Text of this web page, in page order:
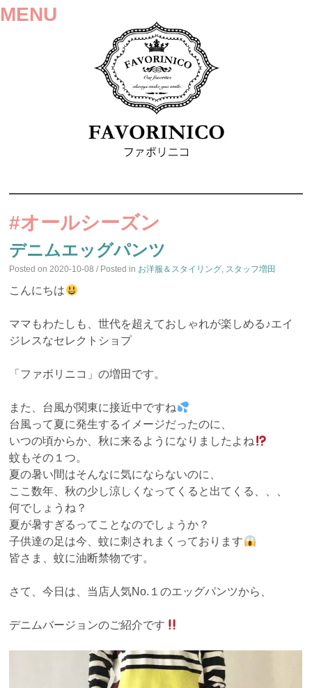
MENU
TO
CONTENT
#オールシーズン
デニムエッグパンツ
Posted on2020-10-08 / Posted in お洋服＆スタイリング, スタッフ増田
こんにちは
ママもわたしも、世代を超えておしゃれが楽しめる♪エイ
ジレスなセレクトショプ
「ファボリニコ」の増田です。
また、台風が関東に接近中ですね
台風って夏に発生するイメージだったのに、
いつの頃からか、秋に来るようになりましたよね
蚊もその１つ。
夏の暑い間はそんなに気にならないのに、
ここ数年、秋の少し涼しくなってくると出てくる、、、
何でしょうね？
夏が暑すぎるってことなのでしょうか？
子供達の足は今、蚊に刺されまくっております
皆さま、蚊に油断禁物です。
さて、今日は、当店人気No.１のエッグパンツから、
デニムバージョンのご紹介です